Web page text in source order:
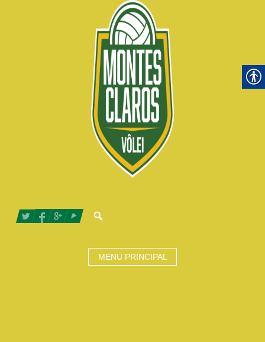
MENU PRINCIPAL